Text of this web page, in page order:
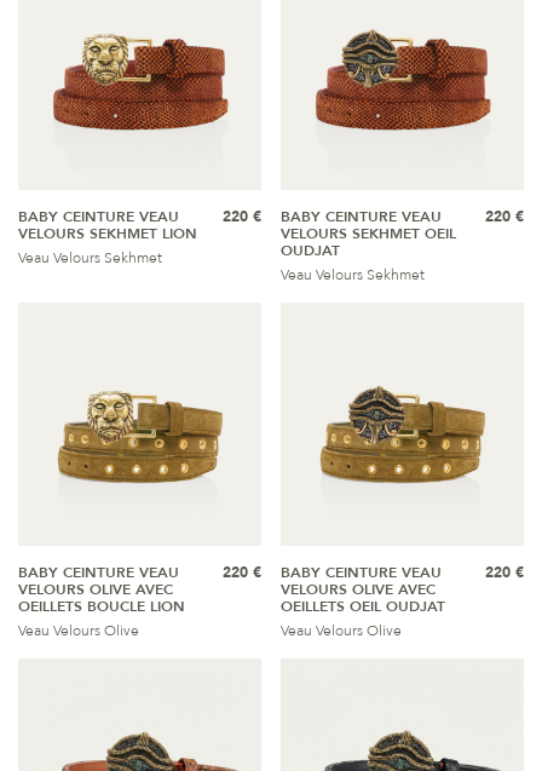
BABY CEINTURE VEAU
VELOURS SEKHMET LION
Veau Velours Sekhmet
220 €
BABY CEINTURE VEAU
VELOURS SEKHMET OEIL
OUDJAT
Veau Velours Sekhmet
220 €
BABY CEINTURE VEAU
VELOURS OLIVE AVEC
OEILLETS BOUCLE LION
Veau Velours Olive
220 €
BABY CEINTURE VEAU
VELOURS OLIVE AVEC
OEILLETS OEIL OUDJAT
Veau Velours Olive
220 €